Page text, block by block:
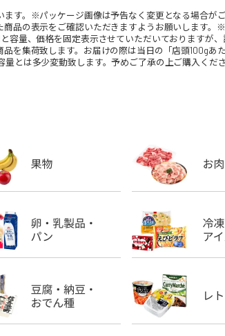
す。※パッケージ画像は予告なく変更となる場合が
商品の表示をご確認いただきますようお願いします
量、価格を固定表示させていただいておりますが
を集荷致します。お届けの際は当日の「店頭100gあ
とは多少変動致します。予めご了承の上ご購入くださ